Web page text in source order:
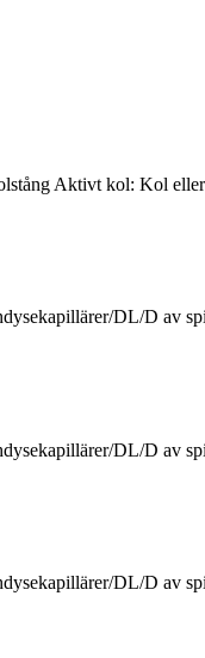
Aktivt kol: Kol
DL/D av
DL/D av
DL/D av